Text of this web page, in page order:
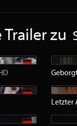
zu
Letzter